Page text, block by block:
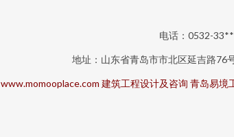
电话：0532-33**
地址：山东省青岛市市北区延吉路76
www.momooplace.com 建筑工程设计及咨询 青岛易境